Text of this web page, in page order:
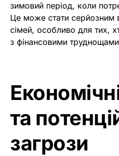
зимовий період, коли
Це може стати серйозним
сімей, особливо для тих,
з фінансовими
та
загрози